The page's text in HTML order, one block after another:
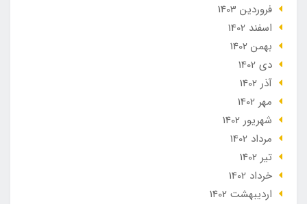
فروردین 1403
اسفند 1402
بهمن 1402
دی 1402
آذر 1402
مهر 1402
شهریور 1402
مرداد 1402
تير 1402
خرداد 1402
ارديبهشت 1402